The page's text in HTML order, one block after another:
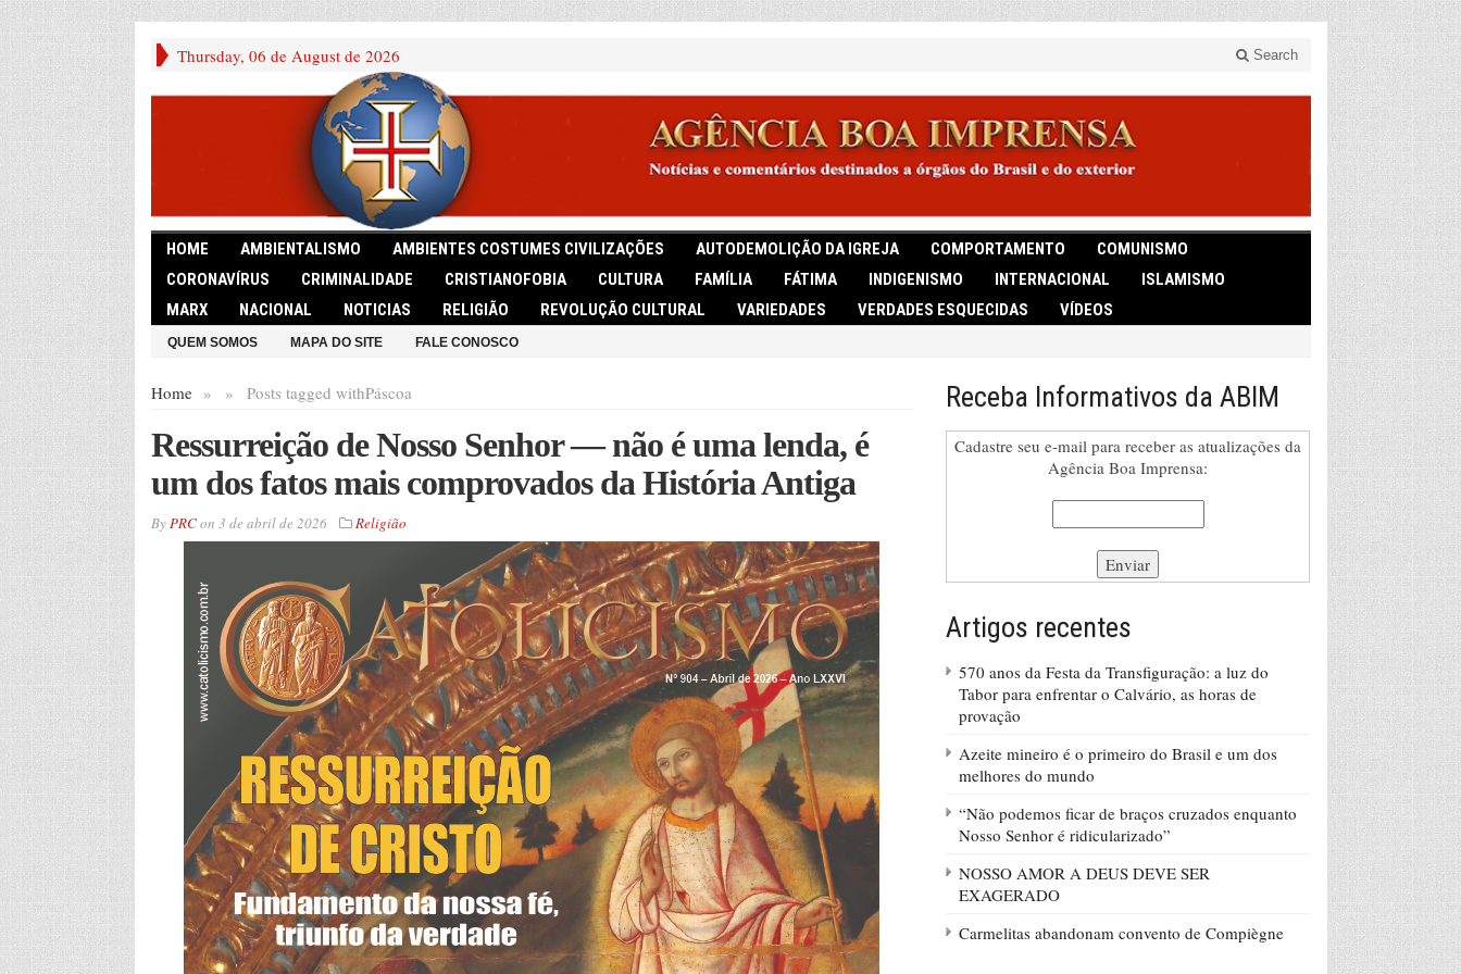
Thursday, 06 de August de 2026 Search
HOME AMBIENTALISMO AMBIENTES COSTUMES CIVILIZAÇÕES AUTODEMOLIÇÃO DA IGREJA COMPORTAMENTO
COMUNISMO
CORONAVÍRUS
CRIMINALIDADE CRISTIANOFOBIA CULTURA FAMÍLIA FÁTIMA INDIGENISMO INTERNACIONAL
ISLAMISMO
MARX
NACIONAL NOTICIAS RELIGIÃO REVOLUÇÃO CULTURAL VARIEDADES VERDADES ESQUECIDAS VÍDEOS
QUEM SOMOS MAPA DO SITE FALE CONOSCO
Home » Posts tagged with
» Páscoa
Ressurreição de Nosso Senhor — não é uma lenda, é
um dos fatos mais comprovados da História Antiga
ByPRCon 3 de abril de 2026 Religião
Receba Informativos da ABIM
Cadastre seu e-mail para receber as atualizações da
Agência Boa Imprensa:
Artigos recentes
570 anos da Festa da Transfiguração: a luz do
Tabor para enfrentar o Calvário, as horas de
provação
Azeite mineiro é o primeiro do Brasil e um dos
melhores do mundo
“Não podemos ficar de braços cruzados enquanto
Nosso Senhor é ridicularizado”
NOSSO AMOR A DEUS DEVE SER
EXAGERADO
Carmelitas abandonam convento de Compiègne